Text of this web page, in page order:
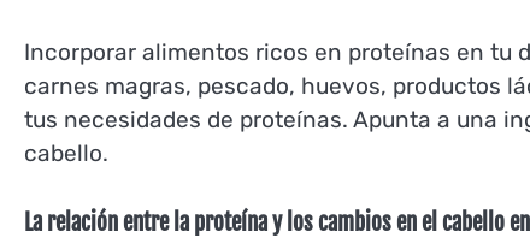
Incorporar alimentos ricos en proteínas en tu
carnes magras, pescado, huevos, productos
tus necesidades de proteínas. Apunta a una
cabello.
La relación entre la proteína y los cambios en el cabello